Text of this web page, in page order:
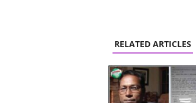
RELATED ARTICLES